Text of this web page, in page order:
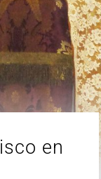
en